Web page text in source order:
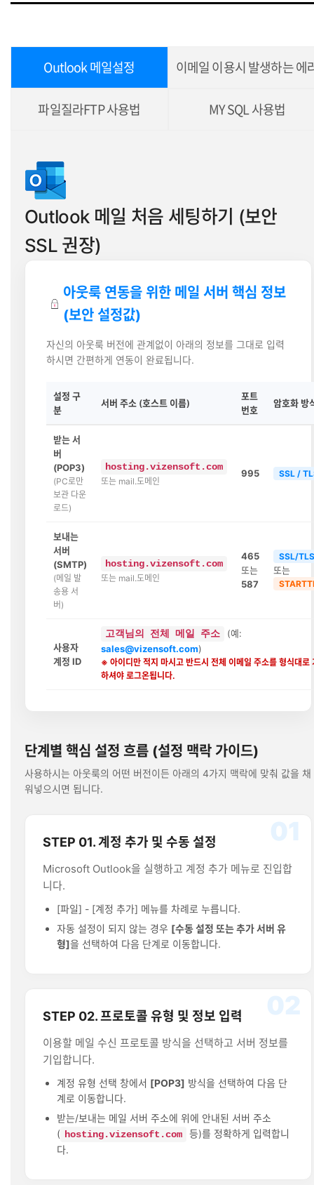
Outlook 메일설정 이메일 이용시 발생하는 에
파일질라FTP 사용법 MY SQL 사용법
Outlook 메일 처음 세팅하기 (보안
SSL 권장)
아웃룩 연동을 위한 메일 서버 핵심 정보
(보안 설정값)
자신의 아웃룩 버전에 관계없이 아래의 정보를 그대로 입력
하시면 간편하게 연동이 완료됩니다.
설정 구
분
서버 주소 (호스트 이름)
포트
번호
암호화 방
받는 서
버
(POP3)
(PC로만
보관 다운
로드)
hosting.vizensoft.com
또는 mail.도메인
995 SSL /
보내는
서버
(SMTP)
(메일 발
송용 서
버)
hosting.vizensoft.com
또는 mail.도메인
465
또는
587
SSL/TLS
또는
사용자
계정 ID
고객님의 전체 메일 주소
(예:
sales@vizensoft.com)
※ 아이디만 적지 마시고 반드시 전체 이메일 주소를 형식대로
하셔야 로그온됩니다.
단계별 핵심 설정 흐름 (설정 맥락 가이드)
사용하시는 아웃룩의 어떤 버전이든 아래의 4가지 맥락에 맞춰 값을 채
워넣으시면 됩니다.
01
STEP 01. 계정 추가 및 수동 설정
Microsoft Outlook을 실행하고 계정 추가 메뉴로 진입합
니다.
[파일] - [계정 추가] 메뉴를 차례로 누릅니다.
자동 설정이 되지 않는 경우 [수동 설정 또는 추가 서버 유
형]을 선택하여 다음 단계로 이동합니다.
02
STEP 02. 프로토콜 유형 및 정보 입력
이용할 메일 수신 프로토콜 방식을 선택하고 서버 정보를
기입합니다.
계정 유형 선택 창에서 [POP3] 방식을 선택하여 다음 단
계로 이동합니다.
받는/보내는 메일 서버 주소에 위에 안내된 서버 주소
( hosting.vizensoft.com
등)를 정확하게 입력합니
다.